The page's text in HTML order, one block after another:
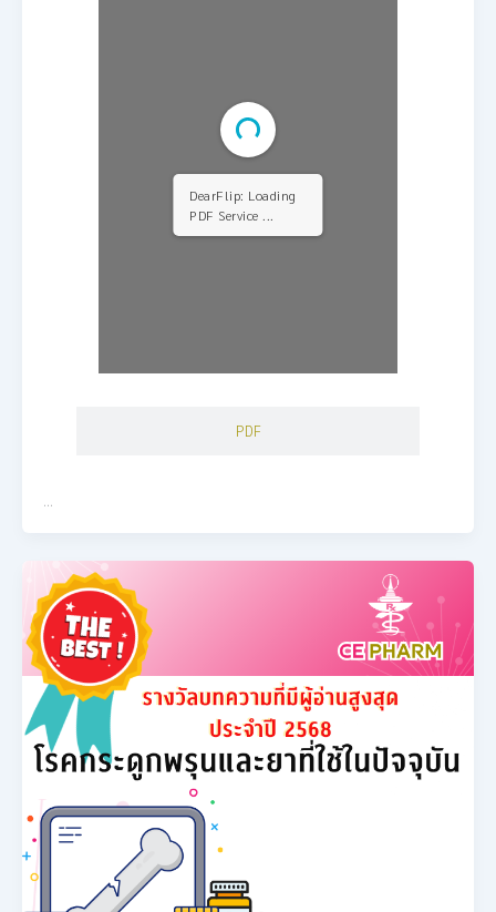
PDF
DearFlip: Loading
PDF Service ...